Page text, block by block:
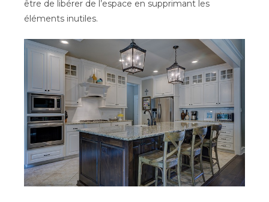
être de libérer de l’espace en supprimant les
éléments inutiles.